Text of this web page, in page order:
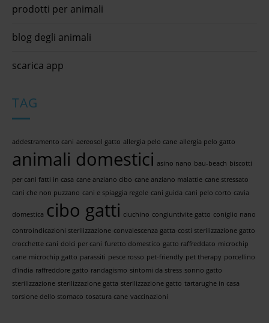
prodotti per animali
blog degli animali
scarica app
TAG
addestramento cani aereosol gatto allergia pelo cane allergia pelo gatto
animali domestici asino nano bau-beach biscotti
per cani fatti in casa cane anziano cibo cane anziano malattie cane stressato
cani che non puzzano cani e spiaggia regole cani guida cani pelo corto cavia
domestica cibo gatti ciuchino congiuntivite gatto coniglio nano
controindicazioni sterilizzazione convalescenza gatta costi sterilizzazione gatto
crocchette cani dolci per cani furetto domestico gatto raffreddato microchip
cane microchip gatto parassiti pesce rosso pet-friendly pet therapy porcellino
d'india raffreddore gatto randagismo sintomi da stress sonno gatto
sterilizzazione sterilizzazione gatta sterilizzazione gatto tartarughe in casa
torsione dello stomaco tosatura cane vaccinazioni